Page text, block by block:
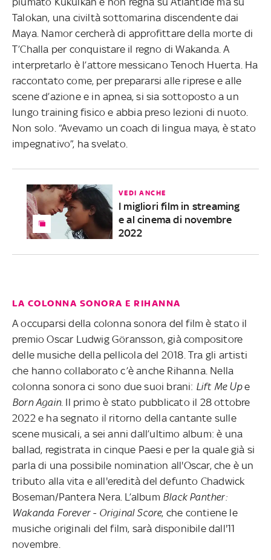
Talokan, una civiltà sottomarina discendente dai
Maya. Namor cercherà di approfittare della morte di
T’Challa per conquistare il regno di Wakanda. A
interpretarlo è l’attore messicano Tenoch Huerta. Ha
raccontato come, per prepararsi alle riprese e alle
scene d’azione e in apnea, si sia sottoposto a un
lungo training fisico e abbia preso lezioni di nuoto.
Non solo. “Avevamo un coach di lingua maya, è stato
impegnativo”, ha svelato.
VEDI ANCHE
I migliori film in streaming
e al cinema di novembre
2022
LA COLONNA SONORA E RIHANNA
A occuparsi della colonna sonora del film è stato il
premio Oscar Ludwig Göransson, già compositore
delle musiche della pellicola del 2018. Tra gli artisti
che hanno collaborato c’è anche Rihanna. Nella
colonna sonora ci sono due suoi brani: Lift Me Upe
Born Again. Il primo è stato pubblicato il 28 ottobre
2022 e ha segnato il ritorno della cantante sulle
scene musicali, a sei anni dall’ultimo album: è una
ballad, registrata in cinque Paesi e per la quale già si
parla di una possibile nomination all'Oscar, che è un
tributo alla vita e all'eredità del defunto Chadwick
Boseman/Pantera Nera. L’album Black Panther:
Wakanda Forever - Original Score, che contiene le
musiche originali del film, sarà disponibile dall'11
novembre.